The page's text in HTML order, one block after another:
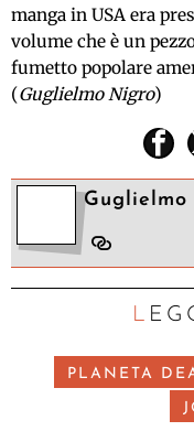
manga in USA era
volume che è un
fumetto popolare
(Guglielmo Nigro)
PLANETA